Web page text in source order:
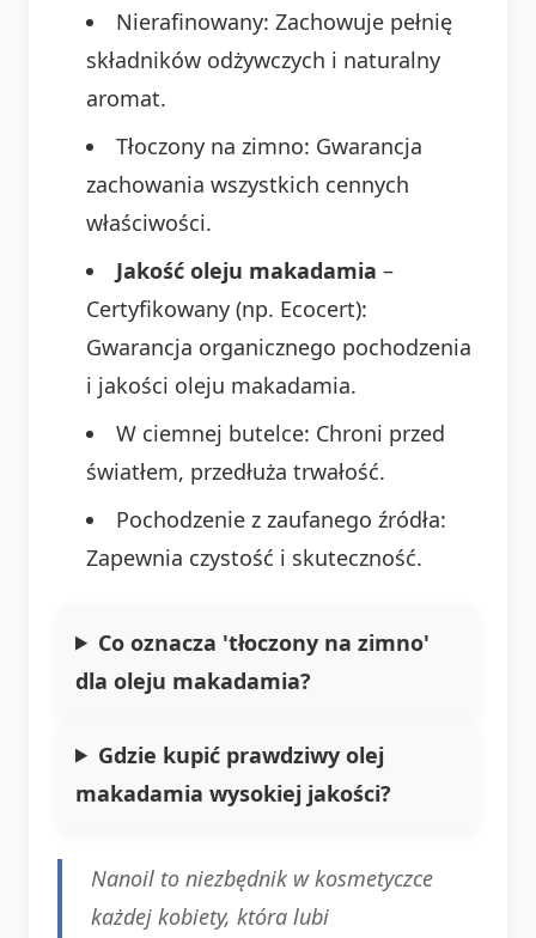
Nierafinowany: Zachowuje pełnię
składników odżywczych i naturalny
aromat.
Tłoczony na zimno: Gwarancja
zachowania wszystkich cennych
właściwości.
Jakość oleju makadamia –
Certyfikowany (np. Ecocert):
Gwarancja organicznego pochodzenia
i jakości oleju makadamia.
W ciemnej butelce: Chroni przed
światłem, przedłuża trwałość.
Pochodzenie z zaufanego źródła:
Zapewnia czystość i skuteczność.
Co oznacza 'tłoczony na zimno'
dla oleju makadamia?
Gdzie kupić prawdziwy olej
makadamia wysokiej jakości?
Nanoil to niezbędnik w kosmetyczce
każdej kobiety, która lubi